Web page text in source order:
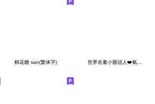
棉花糖 san(繁体字) 世界名畫小饅頭人❤️氣質款萬用日常3